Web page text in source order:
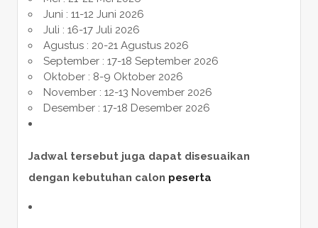
Juni : 11-12 Juni 2026
Juli : 16-17 Juli 2026
Agustus : 20-21 Agustus 2026
September : 17-18 September 2026
Oktober : 8-9 Oktober 2026
November : 12-13 November 2026
Desember : 17-18 Desember 2026
Jadwal tersebut juga dapat disesuaikan
dengan kebutuhan calon peserta